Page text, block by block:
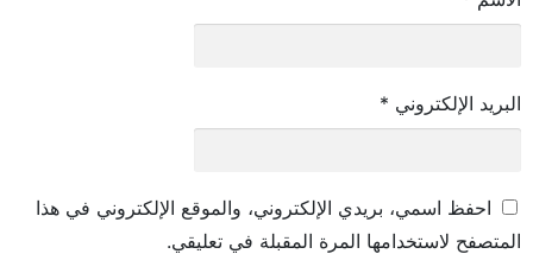
البريد الإلكتروني *
احفظ اسمي، بريدي الإلكتروني، والموقع الإلكتروني في هذا
المتصفح لاستخدامها المرة المقبلة في تعليقي.